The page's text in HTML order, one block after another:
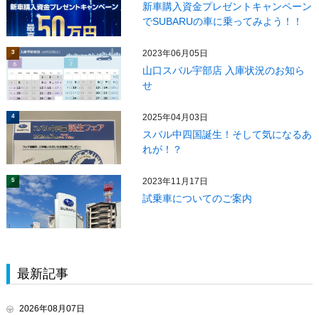
新車購入資金プレゼントキャンペーン
でSUBARUの車に乗ってみよう！！
3 2023年06月05日
山口スバル宇部店 入庫状況のお知ら
せ
4 2025年04月03日
スバル中四国誕生！そして気になるあ
れが！？
5 2023年11月17日
試乗車についてのご案内
最新記事
2026年08月07日